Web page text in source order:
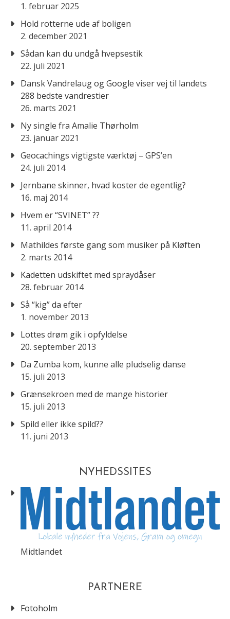
1. februar 2025
Hold rotterne ude af boligen
2. december 2021
Sådan kan du undgå hvepsestik
22. juli 2021
Dansk Vandrelaug og Google viser vej til landets
288 bedste vandrestier
26. marts 2021
Ny single fra Amalie Thørholm
23. januar 2021
Geocachings vigtigste værktøj – GPS’en
24. juli 2014
Jernbane skinner, hvad koster de egentlig?
16. maj 2014
Hvem er “SVINET” ??
11. april 2014
Mathildes første gang som musiker på Kløften
2. marts 2014
Kadetten udskiftet med spraydåser
28. februar 2014
Så “kig” da efter
1. november 2013
Lottes drøm gik i opfyldelse
20. september 2013
Da Zumba kom, kunne alle pludselig danse
15. juli 2013
Grænsekroen med de mange historier
15. juli 2013
Spild eller ikke spild??
11. juni 2013
NYHEDSSITES
Midtlandet
PARTNERE
Fotoholm